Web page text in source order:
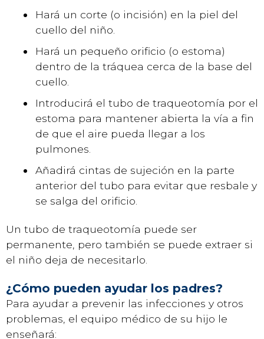
Hará un corte (o incisión) en la piel del
cuello del niño.
Hará un pequeño orificio (o estoma)
dentro de la tráquea cerca de la base del
cuello.
Introducirá el tubo de traqueotomía por el
estoma para mantener abierta la vía a fin
de que el aire pueda llegar a los
pulmones.
Añadirá cintas de sujeción en la parte
anterior del tubo para evitar que resbale y
se salga del orificio.
Un tubo de traqueotomía puede ser
permanente, pero también se puede extraer si
el niño deja de necesitarlo.
¿Cómo pueden ayudar los padres?
Para ayudar a prevenir las infecciones y otros
problemas, el equipo médico de su hijo le
enseñará: